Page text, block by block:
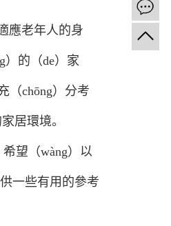
應老年人的身
）的（de）家
（chōng）分考
居環境。
望（wàng）以
一些有用的參考